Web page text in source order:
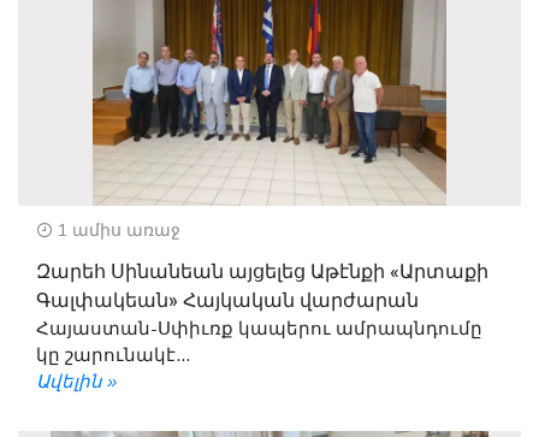
1 ամիս առաջ
Զարեհ Սինանեան այցելեց Աթէնքի «Արտաքի
Գալփակեան» Հայկական վարժարան
Հայաստան-Սփիւռք կապերու ամրապնդումը
կը շարունակէ...
Ավելին »